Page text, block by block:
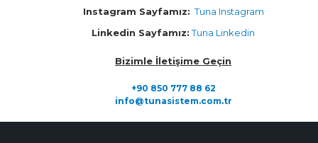
Instagram Sayfamız: Tuna Instagram
Linkedin Sayfamız: Tuna Linkedin
Bizimle İletişime Geçin
+90 850 777 88 62
info@tunasistem.com.tr